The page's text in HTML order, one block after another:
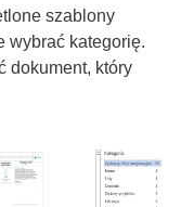
szablony
wybrać kategorię.
dokument, który